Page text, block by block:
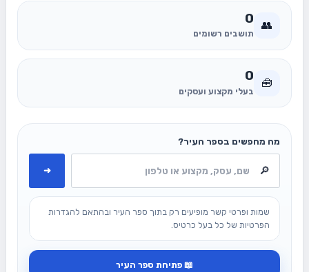
👥
0
תושבים רשומים
🧰
0
בעלי מקצוע ועסקים
מה מחפשים בספר העיר?
➜
שמות ופרטי קשר מופיעים רק בתוך ספר העיר ובהתאם להגדרות
הפרטיות של כל בעל כרטיס.
📖 פתיחת ספר העיר